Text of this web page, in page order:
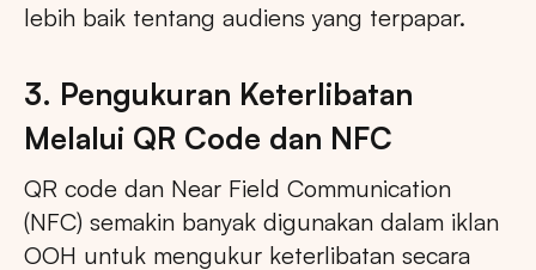
lebih baik tentang audiens yang terpapar.
3. Pengukuran Keterlibatan
Melalui QR Code dan NFC
QR code dan Near Field Communication
(NFC) semakin banyak digunakan dalam iklan
OOH untuk mengukur keterlibatan secara